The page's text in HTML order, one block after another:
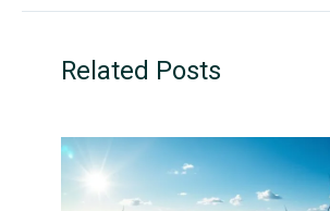
Related Posts